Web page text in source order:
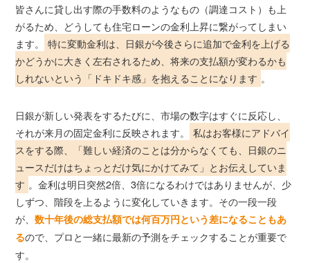
皆さんに貸し出す際の手数料のようなもの（調達コスト）も上
がるため、どうしても住宅ローンの金利上昇に繋がってしまい
ます。
特に変動金利は、日銀が今後さらに追加で金利を上げる
かどうかに大きく左右されるため、将来の支払額が変わるかも
しれないという「ドキドキ感」を抱えることになります 。
日銀が新しい発表をするたびに、市場の数字はすぐに反応し、
それが来月の固定金利に反映されます。
私はお客様にアドバイ
スをする際、「難しい経済のことは分からなくても、日銀のニ
ュースだけはちょっとだけ気にかけてみて」とお伝えしていま
す 。金利は明日突然2倍、3倍になるわけではありませんが、少
しずつ、階段を上るように変化していきます。その一段一段
が、数十年後の総支払額では何百万円という差になることもあ
るので、プロと一緒に最新の予測をチェックすることが重要で
す。